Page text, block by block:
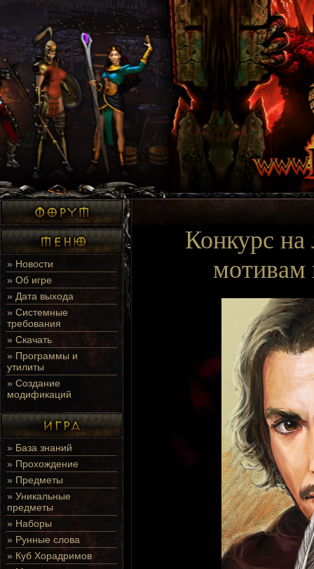
» Новости
» Об игре
» Дата выхода
» Системные
требования
» Скачать
» Программы и
утилиты
» Создание
модификаций
» База знаний
» Прохождение
» Предметы
» Уникальные
предметы
» Наборы
» Рунные слова
» Куб Хорадримов
Конкурс на
мотивам